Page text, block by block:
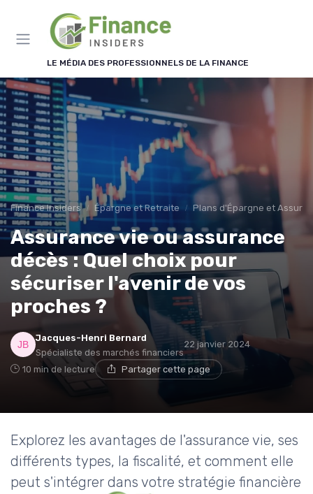
LE MÉDIA DES PROFESSIONNELS DE LA FINANCE
Finance Insiders Épargne et Retraite Plans d'Épargne et
Assurance vie ou assurance
décès : Quel choix pour
sécuriser l'avenir de vos
proches ?
Jacques-Henri Bernard
Spécialiste des marchés financiers
22 janvier 2024
10 min de lecture Partager cette page
Explorez les avantages de l'assurance vie, ses
différents types, la fiscalité, et comment elle
peut s'intégrer dans votre stratégie financière